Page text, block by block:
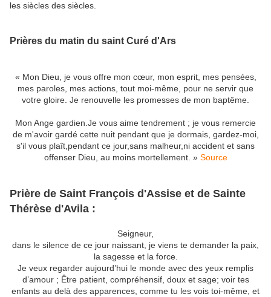
les siècles des siècles.
Prières du matin du saint Curé d'Ars
« Mon Dieu, je vous offre mon cœur, mon esprit, mes pensées,
mes paroles, mes actions, tout moi-même, pour ne servir que
votre gloire. Je renouvelle les promesses de mon baptême.
Mon Ange gardien.Je vous aime tendrement ; je vous remercie
de m'avoir gardé cette nuit pendant que je dormais, gardez-moi,
s'il vous plaît,pendant ce jour,sans malheur,ni accident et sans
offenser Dieu, au moins mortellement. » Source
Prière de Saint François d'Assise et de Sainte
Thérèse d'Avila :
Seigneur,
dans le silence de ce jour naissant, je viens te demander la paix,
la sagesse et la force.
Je veux regarder aujourd’hui le monde avec des yeux remplis
d’amour ; Être patient, compréhensif, doux et sage; voir tes
enfants au delà des apparences, comme tu les vois toi-même, et